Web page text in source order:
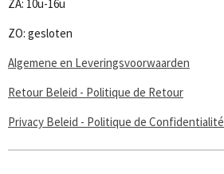
ZA: 10u-16u
ZO: gesloten
Algemene en Leveringsvoorwaarden
Retour Beleid - Politique de Retour
Privacy Beleid - Politique de Confidentialité